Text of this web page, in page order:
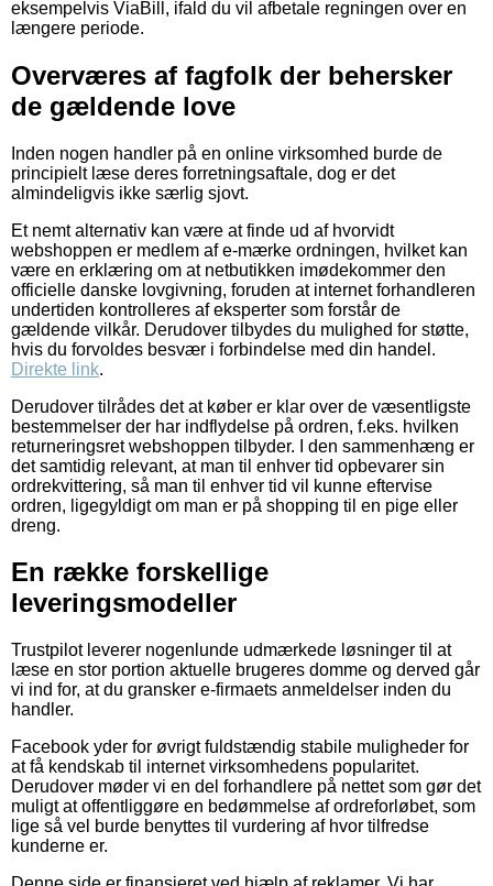
eksempelvis ViaBill, ifald du vil afbetale regningen over en
længere periode.
Overværes af fagfolk der behersker
de gældende love
Inden nogen handler på en online virksomhed burde de
principielt læse deres forretningsaftale, dog er det
almindeligvis ikke særlig sjovt.
Et nemt alternativ kan være at finde ud af hvorvidt
webshoppen er medlem af e-mærke ordningen, hvilket kan
være en erklæring om at netbutikken imødekommer den
officielle danske lovgivning, foruden at internet forhandleren
undertiden kontrolleres af eksperter som forstår de
gældende vilkår. Derudover tilbydes du mulighed for støtte,
hvis du forvoldes besvær i forbindelse med din handel.
Direkte link.
Derudover tilrådes det at køber er klar over de væsentligste
bestemmelser der har indflydelse på ordren, f.eks. hvilken
returneringsret webshoppen tilbyder. I den sammenhæng er
det samtidig relevant, at man til enhver tid opbevarer sin
ordrekvittering, så man til enhver tid vil kunne eftervise
ordren, ligegyldigt om man er på shopping til en pige eller
dreng.
En række forskellige
leveringsmodeller
Trustpilot leverer nogenlunde udmærkede løsninger til at
læse en stor portion aktuelle brugeres domme og derved går
vi ind for, at du gransker e-firmaets anmeldelser inden du
handler.
Facebook yder for øvrigt fuldstændig stabile muligheder for
at få kendskab til internet virksomhedens popularitet.
Derudover møder vi en del forhandlere på nettet som gør det
muligt at offentliggøre en bedømmelse af ordreforløbet, som
lige så vel burde benyttes til vurdering af hvor tilfredse
kunderne er.